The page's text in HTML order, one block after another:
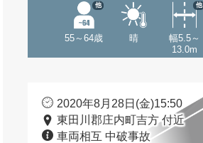
55～64歳
他
晴
幅5.5～
13.0m
他
2020年8月28日(金)15:50
東田川郡庄内町吉方 付近
車両相互 中破事故